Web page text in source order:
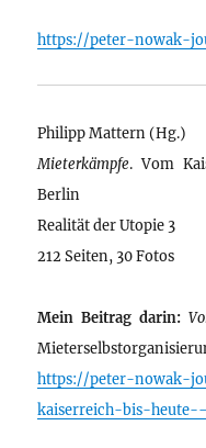
https://peter-nowak-
Philipp Mattern (Hg.)
Mieterkämpfe. Vom
Berlin
Realität der Utopie 3
212 Seiten, 30 Fotos
Mein Beitrag darin:
https://peter-nowak-
kaiserreich-bis-